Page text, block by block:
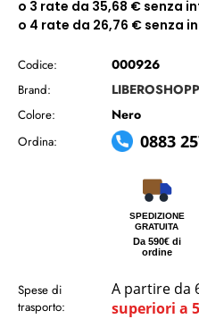
Codice: 000926
Brand:
Colore: Nero
Ordina: 0883
SPEDIZIONE
GRATUITA
Da 590€ di
ordine
Spese di
trasporto:
A partire da
superiori a